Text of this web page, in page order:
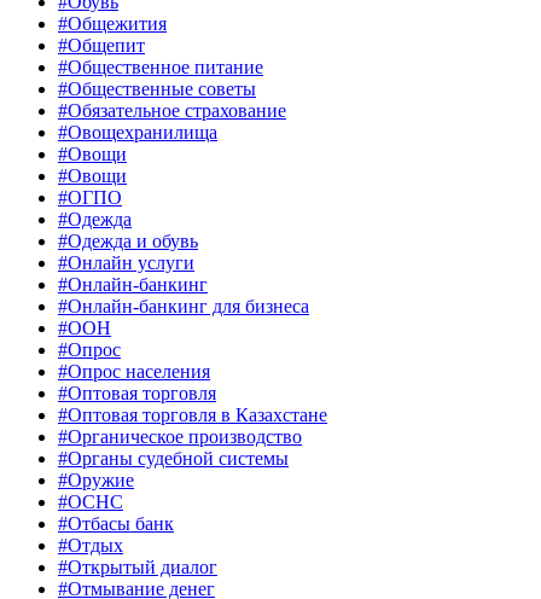
#Общежития
#Общепит
#Общественное питание
#Общественные советы
#Обязательное страхование
#Овощехранилища
#Овощи
#Овощи
#ОГПО
#Одежда
#Одежда и обувь
#Онлайн услуги
#Онлайн-банкинг
#Онлайн-банкинг для бизнеса
#ООН
#Опрос
#Опрос населения
#Оптовая торговля
#Оптовая торговля в Казахстане
#Органическое производство
#Органы судебной системы
#Оружие
#ОСНС
#Отбасы банк
#Отдых
#Открытый диалог
#Отмывание денег